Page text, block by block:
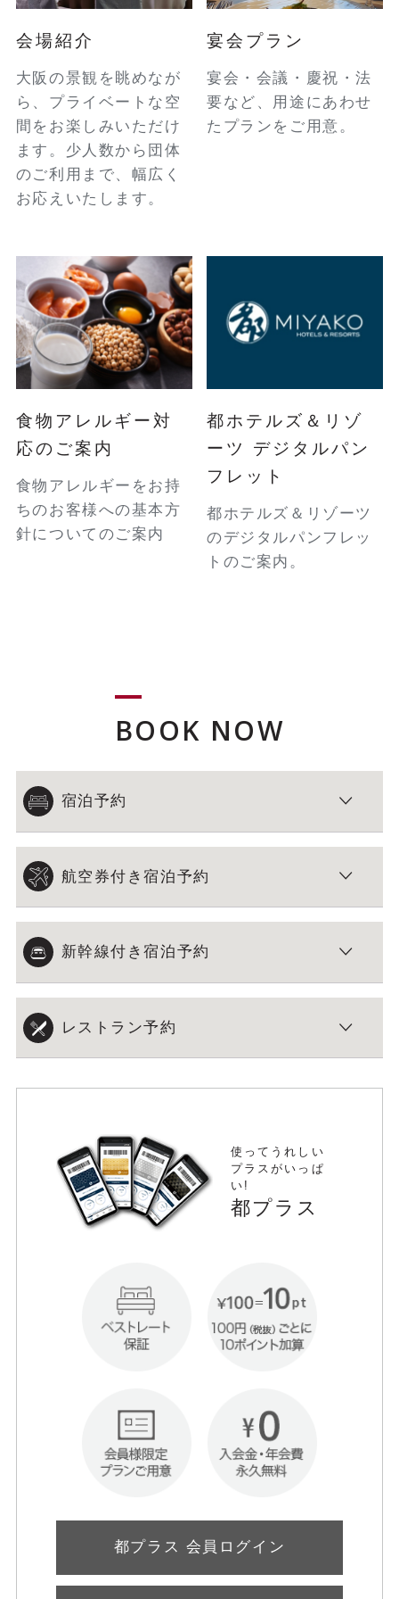
会場紹介
大阪の景観を眺めなが
ら、プライベートな空
間をお楽しみいただけ
ます。少人数から団体
のご利用まで、幅広く
お応えいたします。
宴会プラン
宴会・会議・慶祝・法
要など、用途にあわせ
たプランをご用意。
食物アレルギー対
応のご案内
食物アレルギーをお持
ちのお客様への基本方
針についてのご案内
都ホテルズ＆リゾ
ーツ デジタルパン
フレット
都ホテルズ＆リゾーツ
のデジタルパンフレッ
トのご案内。
BOOK NOW
宿泊予約
航空券付き宿泊予約
新幹線付き宿泊予約
レストラン予約
使ってうれしい
プラスがいっぱ
い!
都プラス
都プラス 会員ログイン